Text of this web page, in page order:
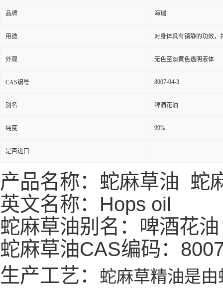
品牌 海瑞
用途 对身体具有镇静的功效，
外观 无色至淡黄色透明液体
CAS编号 8007-04-3
别名 啤酒花油
纯度 99%
是否进口
产品名称： 蛇麻草油 蛇
英文名称：Hops oil
蛇麻草油别名： 啤酒花油
蛇麻草油CAS编码：
生产工艺：
蛇麻草精油是